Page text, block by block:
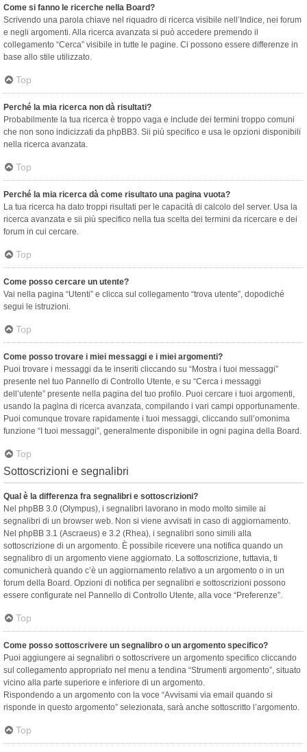
Come si fanno le ricerche nella Board?
Scrivendo una parola chiave nel riquadro di ricerca visibile nell’Indice, nei forum
e negli argomenti. Alla ricerca avanzata si può accedere premendo il
collegamento “Cerca” visibile in tutte le pagine. Ci possono essere differenze in
base allo stile utilizzato.
Top
Perché la mia ricerca non dà risultati?
Probabilmente la tua ricerca è troppo vaga e include dei termini troppo comuni
che non sono indicizzati da phpBB3. Sii più specifico e usa le opzioni disponibili
nella ricerca avanzata.
Top
Perché la mia ricerca dà come risultato una pagina vuota?
La tua ricerca ha dato troppi risultati per le capacità di calcolo del server. Usa la
ricerca avanzata e sii più specifico nella tua scelta dei termini da ricercare e dei
forum in cui cercare.
Top
Come posso cercare un utente?
Vai nella pagina “Utenti” e clicca sul collegamento “trova utente”, dopodiché
segui le istruzioni.
Top
Come posso trovare i miei messaggi e i miei argomenti?
Puoi trovare i messaggi da te inseriti cliccando su “Mostra i tuoi messaggi”
presente nel tuo Pannello di Controllo Utente, e su “Cerca i messaggi
dell’utente” presente nella pagina del tuo profilo. Puoi cercare i tuoi argomenti,
usando la pagina di ricerca avanzata, compilando i vari campi opportunamente.
Puoi comunque trovare rapidamente i tuoi messaggi, cliccando sull’omonima
funzione “I tuoi messaggi”, generalmente disponibile in ogni pagina della Board.
Top
Sottoscrizioni e segnalibri
Qual è la differenza fra segnalibri e sottoscrizioni?
Nel phpBB 3.0 (Olympus), i segnalibri lavorano in modo molto simile ai
segnalibri di un browser web. Non si viene avvisati in caso di aggiornamento.
Nel phpBB 3.1 (Ascraeus) e 3.2 (Rhea), i segnalibri sono simili alla
sottoscrizione di un argomento. È possibile ricevere una notifica quando un
segnalibro di un argomento viene aggiornato. La sottoscrizione, tuttavia, ti
comunicherà quando c’è un aggiornamento relativo a un argomento o in un
forum della Board. Opzioni di notifica per segnalibri e sottoscrizioni possono
essere configurate nel Pannello di Controllo Utente, alla voce “Preferenze”.
Top
Come posso sottoscrivere un segnalibro o un argomento specifico?
Puoi aggiungere ai segnalibri o sottoscrivere un argomento specifico cliccando
sul collegamento appropriato nel menu a tendina “Strumenti argomento”, situato
vicino alla parte superiore e inferiore di un argomento.
Rispondendo a un argomento con la voce “Avvisami via email quando si
risponde in questo argomento” selezionata, sarà anche sottoscritto l’argomento.
Top